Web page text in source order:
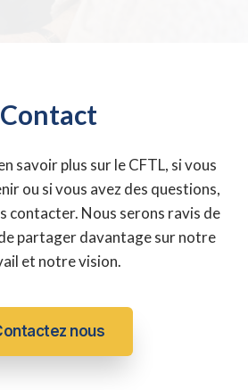
Contact
savoir plus sur le CFTL, si vous
ou si vous avez des questions,
contacter. Nous serons ravis de
partager davantage sur notre
et notre vision.
nous